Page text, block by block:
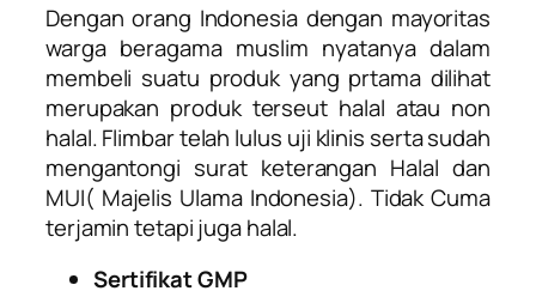
Dengan orang Indonesia dengan mayoritas
warga beragama muslim nyatanya dalam
membeli suatu produk yang prtama dilihat
merupakan produk terseut halal atau non
halal. Flimbar telah lulus uji klinis serta sudah
mengantongi surat keterangan Halal dan
MUI( Majelis Ulama Indonesia). Tidak Cuma
terjamin tetapi juga halal.
Sertifikat GMP